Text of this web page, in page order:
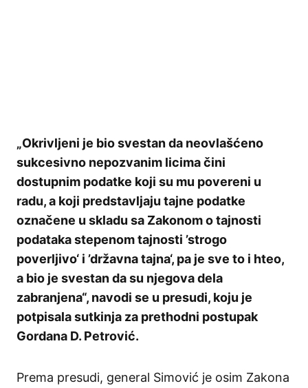
„Okrivljeni je bio svestan da neovlašćeno
sukcesivno nepozvanim licima čini
dostupnim podatke koji su mu povereni u
radu, a koji predstavljaju tajne podatke
označene u skladu sa Zakonom o tajnosti
podataka stepenom tajnosti ’strogo
poverljivo‘ i ’državna tajna‘, pa je sve to i hteo,
a bio je svestan da su njegova dela
zabranjena“, navodi se u presudi, koju je
potpisala sutkinja za prethodni postupak
Gordana D. Petrović.
Prema presudi, general Simović je osim Zakona